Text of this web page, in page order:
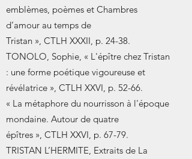
emblèmes, poèmes et Chambres
d’amour au temps de
Tristan », CTLH XXXII, p. 24-38.
TONOLO, Sophie, « L'épître chez Tristan
: une forme poétique vigoureuse et
révélatrice », CTLH XXVI, p. 52-66.
« La métaphore du nourrisson à l'époque
mondaine. Autour de quatre
épîtres », CTLH XXVI, p. 67-79.
TRISTAN L’HERMITE, Extraits de La